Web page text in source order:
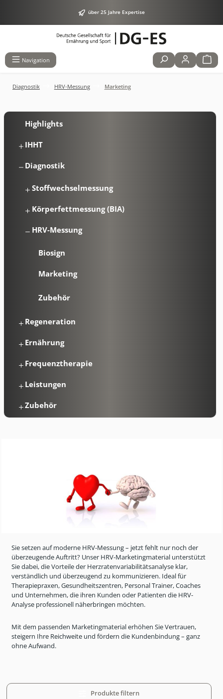
über 25 Jahre Expertise
Navigation
Diagnostik HRV-Messung Marketing
Highlights
IHHT
Diagnostik
Stoffwechselmessung
Körperfettmessung (BIA)
HRV-Messung
Biosign
Marketing
Zubehör
Regeneration
Ernährung
Frequenztherapie
Leistungen
Zubehör
Sie setzen auf moderne HRV-Messung– jetzt fehlt nur noch der
überzeugende Auftritt? Unser HRV-Marketingmaterial unterstützt
Sie dabei, die Vorteile der Herzratenvariabilitätsanalyse klar,
verständlich und überzeugend zu kommunizieren. Ideal für
Therapiepraxen, Gesundheitszentren, Personal Trainer, Coaches
und Unternehmen, die ihren Kunden oder Patienten die HRV-
Analyse professionell näherbringen möchten.
Mit dem passenden Marketingmaterial erhöhen Sie Vertrauen,
steigern Ihre Reichweite und fördern die Kundenbindung– ganz
ohne Aufwand.
Produkte filtern